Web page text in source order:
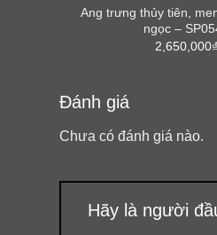
Ang trưng thủy tiên,
ngọc –
2,650,000₫
Đánh giá
Chưa có đánh giá nào.
Hãy là người